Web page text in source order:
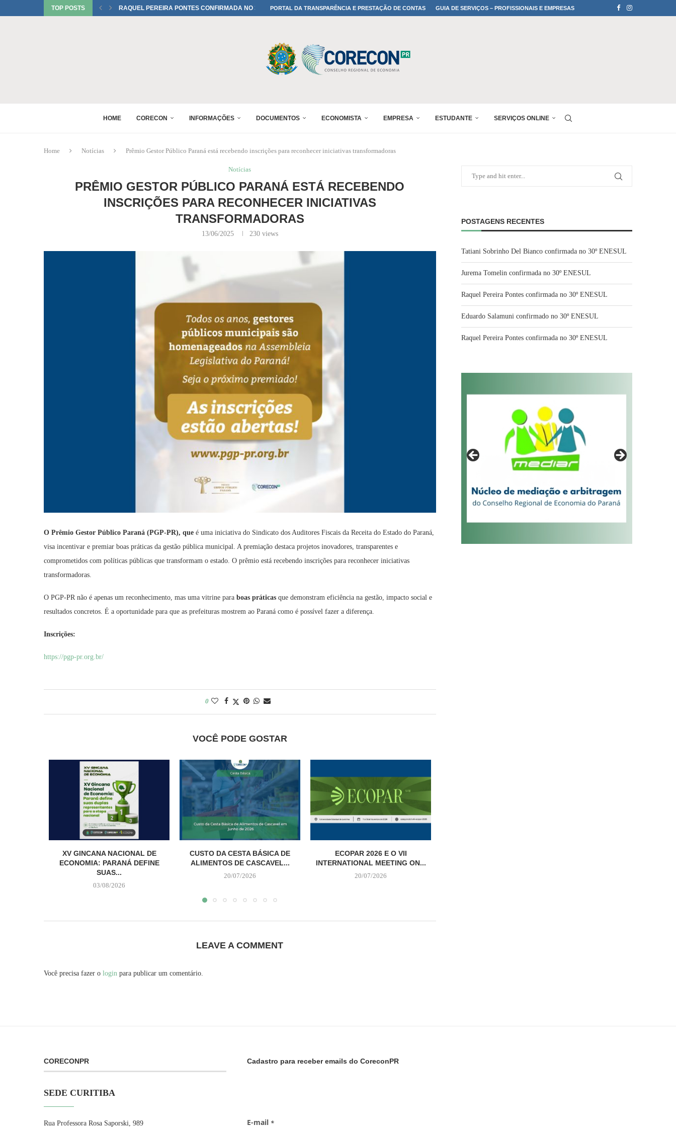
TOP POSTS RAQUEL PEREIRA PONTES CONFIRMADA NO 30º ENESULPORTAL DA TRANSPARÊNCIA E PRESTAÇÃO DE CONTAS GUIA DE SERVIÇOS – PROFISSIONAIS E EMPRESAS
HOME CORECON INFORMAÇÕES DOCUMENTOS ECONOMISTA EMPRESA ESTUDANTE SERVIÇOS ONLINE
Home Notícias Prêmio Gestor Público Paraná está recebendo inscrições para reconhecer iniciativas transformadoras
Notícias
PRÊMIO GESTOR PÚBLICO PARANÁ ESTÁ RECEBENDO
INSCRIÇÕES PARA RECONHECER INICIATIVAS
TRANSFORMADORAS
13/06/2025 230views
O Prêmio Gestor Público Paraná (PGP-PR), que é uma iniciativa do Sindicato dos Auditores Fiscais da Receita do Estado do Paraná,
visa incentivar e premiar boas práticas da gestão pública municipal. A premiação destaca projetos inovadores, transparentes e
comprometidos com políticas públicas que transformam o estado. O prêmio está recebendo inscrições para reconhecer iniciativas
transformadoras.
O PGP-PR não é apenas um reconhecimento, mas uma vitrine para boas práticas que demonstram eficiência na gestão, impacto social e
resultados concretos. É a oportunidade para que as prefeituras mostrem ao Paraná como é possível fazer a diferença.
Inscrições:
https://pgp-pr.org.br/
0
VOCÊ PODE GOSTAR
XV GINCANA NACIONAL DE
ECONOMIA: PARANÁ DEFINE
SUAS...
03/08/2026
CUSTO DA CESTA BÁSICA DE
ALIMENTOS DE CASCAVEL...
20/07/2026
ECOPAR 2026 E O VII
INTERNATIONAL MEETING ON...
20/07/2026
LEAVE A COMMENT
Você precisa fazer o login para publicar um comentário.
POSTAGENS RECENTES
Tatiani Sobrinho Del Bianco confirmada no 30º ENESUL
Jurema Tomelin confirmada no 30º ENESUL
Raquel Pereira Pontes confirmada no 30º ENESUL
Eduardo Salamuni confirmado no 30º ENESUL
Raquel Pereira Pontes confirmada no 30º ENESUL
CORECONPR
SEDE CURITIBA
Rua Professora Rosa Saporski, 989
Cadastro para receber emails do CoreconPR